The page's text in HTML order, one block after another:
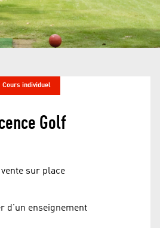
Cours individuel
Golf
vente sur place
d'un enseignement